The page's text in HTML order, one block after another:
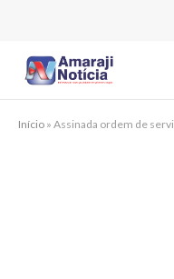
Início » Assinada ordem de serviço para